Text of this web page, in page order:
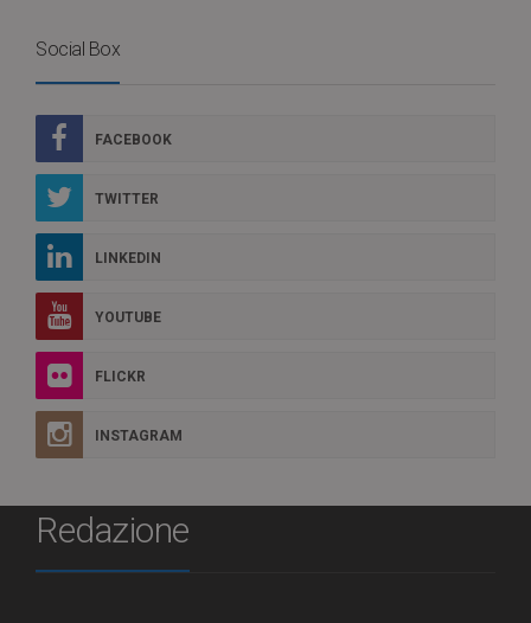
Social Box
FACEBOOK
TWITTER
LINKEDIN
YOUTUBE
FLICKR
INSTAGRAM
Redazione